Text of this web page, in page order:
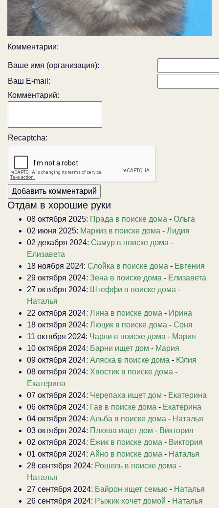
Комментарии:
Ваше имя (организация):
Ваш E-mail:
Комментарий:
Recaptcha:
Отдам в хорошие руки
08 октября 2025: Прада в поиске дома - Ольга
02 июня 2025: Маркиз в поиске дома - Лидия
02 декабря 2024: Самур в поиске дома -
Елизавета
18 ноября 2024: Слойка в поиске дома - Евгения
29 октября 2024: Зена в поиске дома - Елизавета
27 октября 2024: Штеффи в поиске дома -
Наталья
22 октября 2024: Лина в поиске дома - Ирина
18 октября 2024: Люцик в поиске дома - Соня
11 октября 2024: Чарли в поиске дома - Мария
10 октября 2024: Барни ищет дом - Мария
09 октября 2024: Аляска в поиске дома - Юлия
08 октября 2024: Хвостик в поиске дома -
Екатерина
07 октября 2024: Черепаха ищет дом - Екатерина
06 октября 2024: Гав в поиске дома - Екатерина
04 октября 2024: Альба в поиске дома - Наталья
03 октября 2024: Плюша ищет дом - Виктория
02 октября 2024: Ёжик в поиске дома - Виктория
01 октября 2024: Айно в поиске дома - Наталья
28 сентября 2024: Рошель в поиске дома -
Наталья
27 сентября 2024: Байрон ищет семью - Наталья
26 сентября 2024: Рыжик хочет домой - Наталья